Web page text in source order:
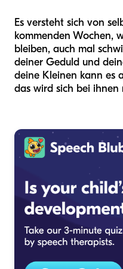
Es versteht sich von
kommenden Wochen,
bleiben, auch mal
deiner Geduld und
deine Kleinen kann es
das wird sich bei